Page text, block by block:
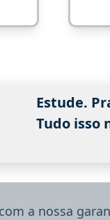
Estude.
Tudo isso
com a nossa